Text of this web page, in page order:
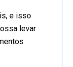
e isso
levar